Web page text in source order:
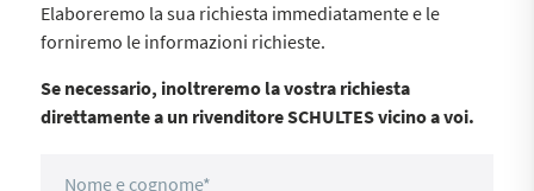
Elaboreremo la sua richiesta immediatamente e le
forniremo le informazioni richieste.
Se necessario, inoltreremo la vostra richiesta
direttamente a un rivenditore SCHULTES vicino a voi.